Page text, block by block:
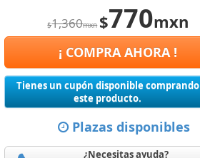
$1,360mxn $770mxn
¡ COMPRA AHORA !
Tienes un cupón disponible comprando
este producto.
Plazas disponibles
¿Necesitas ayuda?